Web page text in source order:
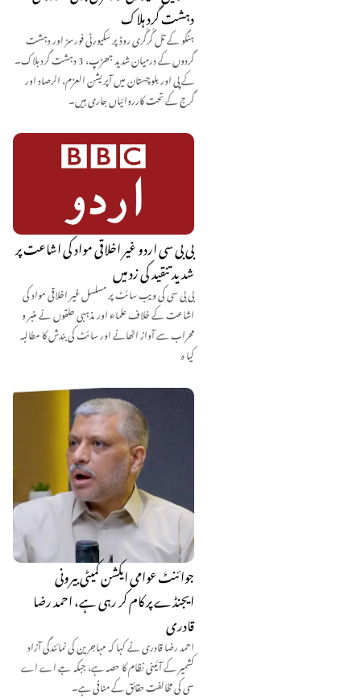
دہشت گرد ہلاک
ہنگو کے تل گُرگُری روڈ پر سکیورٹی فورسز اور دہشت
گردوں کے درمیان شدید جھڑپ، 3 دہشت گرد ہلاک۔
کے پی اور بلوچستان میں آپریشن العزم، الرصاد اور
گرج کے تحت کارروائیاں جاری ہیں۔
بی بی سی اردو غیر اخلاقی مواد کی اشاعت پر
شدید تنقید کی زد میں
بی بی سی کی ویب سائٹ پر مسلسل غیر اخلاقی مواد کی
اشاعت کے خلاف علماء اور مذہبی حلقوں نے منبر و
محراب سے آواز اٹھانے اور سائٹ کی بندش کا مطالبہ
کیا ہ
جوائنٹ عوامی ایکشن کمیٹی بیرونی
ایجنڈے پر کام کر رہی ہے، احمد رضا
قادری
احمد رضا قادری نے کہا کہ مہاجرین کی نمائندگی آزاد
کشمیر کے آئینی نظام کا حصہ ہے، جبکہ جے اے اے
سی کی مخالفت حقائق کے منافی ہے۔